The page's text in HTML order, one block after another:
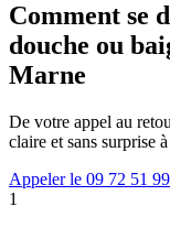
Comment se
douche ou
Marne
De votre appel au
claire et sans surprise
Appeler le 09 72 51
1